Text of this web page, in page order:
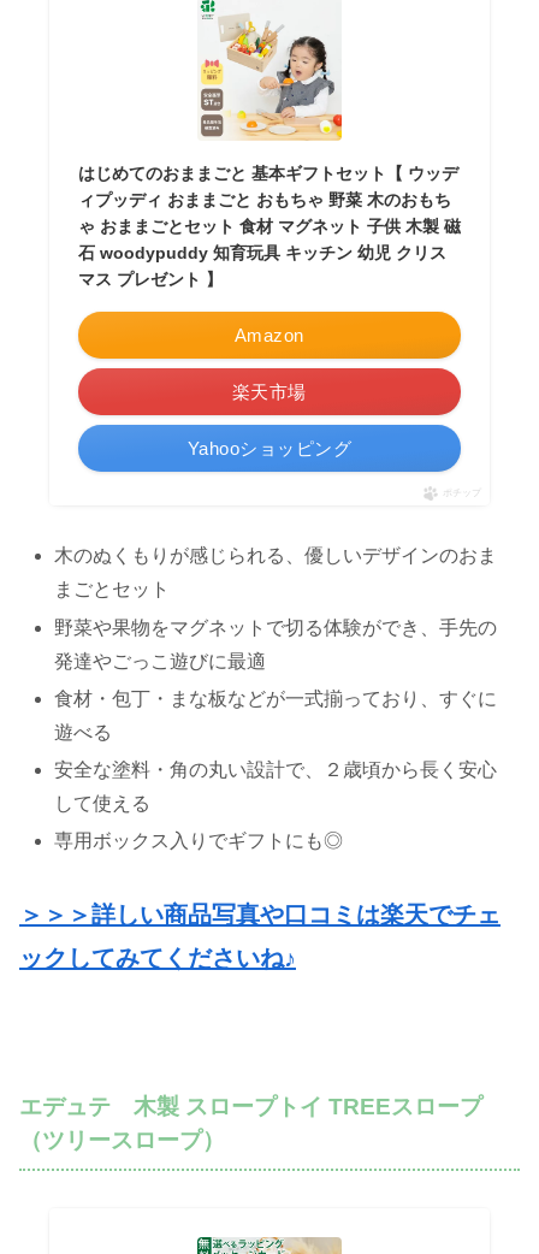
はじめてのおままごと 基本ギフトセット【 ウッデ
ィプッディ おままごと おもちゃ 野菜 木のおもち
ゃ おままごとセット 食材 マグネット 子供 木製 磁
石 woodypuddy 知育玩具 キッチン 幼児 クリス
マス プレゼント 】
Amazon
楽天市場
Yahooショッピング
ポチップ
木のぬくもりが感じられる、優しいデザインのおま
まごとセット
野菜や果物をマグネットで切る体験ができ、手先の
発達やごっこ遊びに最適
食材・包丁・まな板などが一式揃っており、すぐに
遊べる
安全な塗料・角の丸い設計で、２歳頃から長く安心
して使える
専用ボックス入りでギフトにも◎
＞＞＞詳しい商品写真や口コミは楽天でチェ
ックしてみてくださいね♪
エデュテ 木製 スロープトイ TREEスロープ
（ツリースロープ）